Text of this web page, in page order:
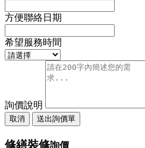
方便聯絡日期
希望服務時間
詢價說明
取消 送出詢價單
修繕裝修詢價